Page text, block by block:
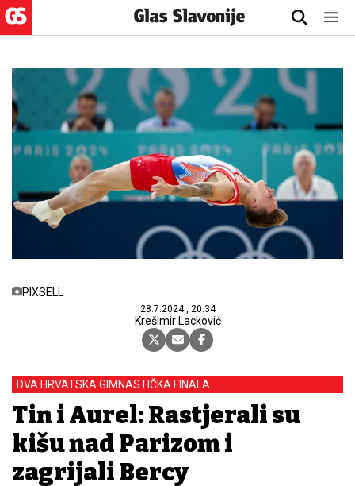
PIXSELL
28.7.2024., 20:34
Krešimir Lacković
DVA HRVATSKA GIMNASTIČKA FINALA
Tin i Aurel: Rastjerali su
kišu nad Parizom i
zagrijali Bercy